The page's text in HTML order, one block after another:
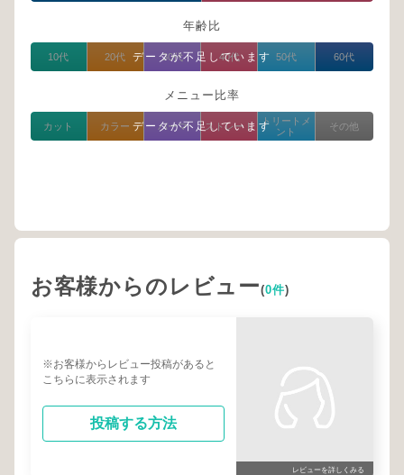
年齢比
データが不足しています
10代 20代 30代 40代 50代 60代
メニュー比率
データが不足しています
カット カラー パーマ ストレート
トリートメ
ント
その他
お客様からのレビュー(0件)
※お客様からレビュー投稿があると
こちらに表示されます
投稿する方法
レビューを詳しくみる